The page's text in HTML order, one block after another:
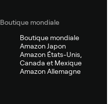
Boutique mondiale
Boutique mondiale
Amazon Japon
Amazon États-Unis,
Canada et Mexique
Amazon Allemagne